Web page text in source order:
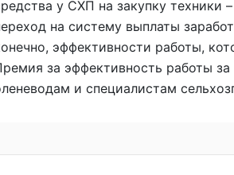
у СХП на закупку техники
на систему выплаты
эффективности работы,
за эффективность работы
и специалистам